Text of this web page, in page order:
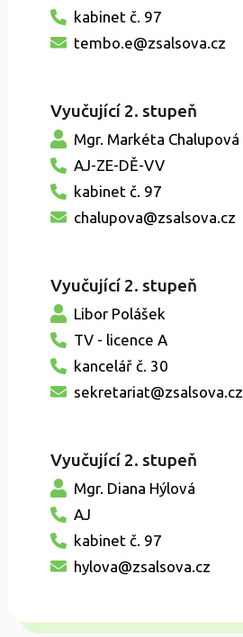
kabinet č. 97
tembo.e@zsalsova.cz
Vyučující 2. stupeň
Mgr. Markéta Chalupová
AJ-ZE-DĚ-VV
kabinet č. 97
chalupova@zsalsova.cz
Vyučující 2. stupeň
Libor Polášek
TV - licence A
kancelář č. 30
sekretariat@zsalsova.cz
Vyučující 2. stupeň
Mgr. Diana Hýlová
AJ
kabinet č. 97
hylova@zsalsova.cz